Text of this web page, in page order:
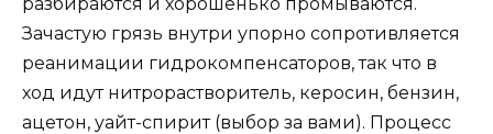
разбираются и хорошенько промываются.
Зачастую грязь внутри упорно сопротивляется
реанимации гидрокомпенсаторов, так что в
ход идут нитрорастворитель, керосин, бензин,
ацетон, уайт-спирит (выбор за вами). Процесс